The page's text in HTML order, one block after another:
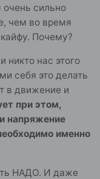
сильно
чем во время
Почему?
никто нас этого
себя это делать
в движение и
при этом,
напряжение
именно
НАДО. И даже